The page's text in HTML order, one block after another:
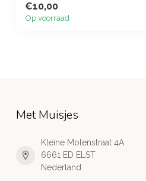
€10,00
Op voorraad
Met Muisjes
Kleine Molenstraat 4A
6661 ED ELST
Nederland